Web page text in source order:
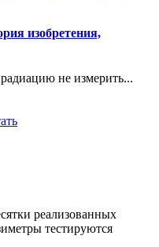
изобретения,
не измерить...
реализованных
тестируются